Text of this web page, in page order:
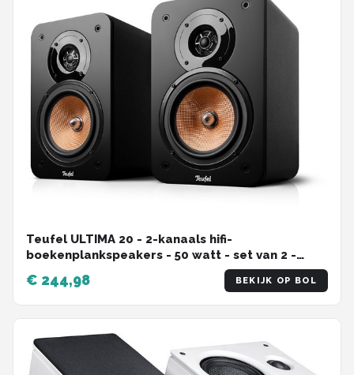
Teufel ULTIMA 20 - 2-kanaals hifi-
boekenplankspeakers - 50 watt - set van 2 -
€ 244,98 BEKIJK OP BOL